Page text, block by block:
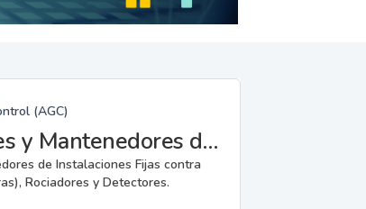
(AGC)
Fabricantes, Reparadores, Instaladores y Mantenedores de Instalaciones Fijas contra Incendios.
de Instalaciones Fijas contra
Rociadores y Detectores.